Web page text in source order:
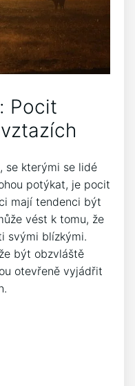
Pocit
se kterými se lidé
potýkat, je pocit
mají tendenci být
vést k tomu, že
svými blízkými.
být obzvláště
otevřeně vyjádřit